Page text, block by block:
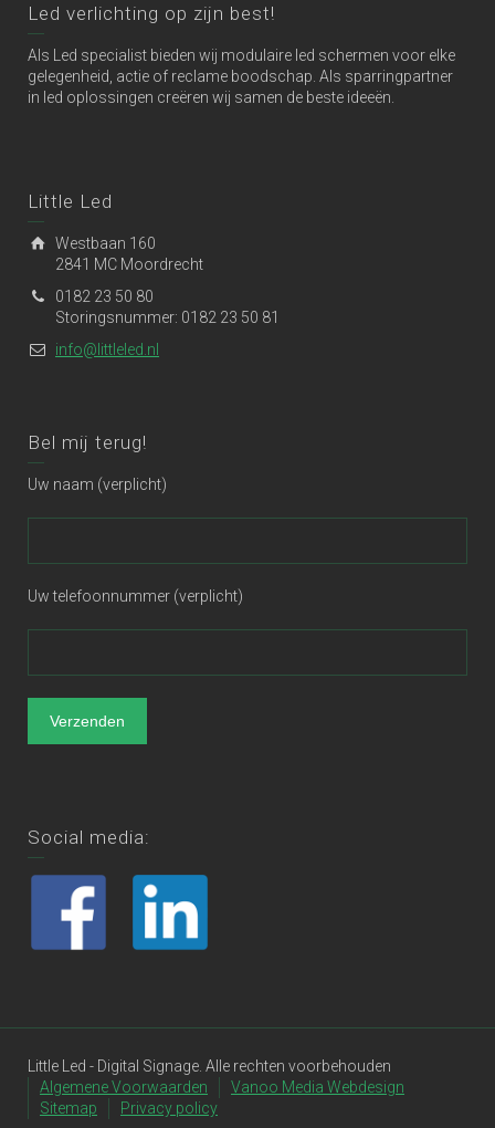
Led verlichting op zijn best!
Als Led specialist bieden wij modulaire led schermen voor elke
gelegenheid, actie of reclame boodschap. Als sparringpartner
in led oplossingen creëren wij samen de beste ideeën.
Little Led
Westbaan 160
2841 MC Moordrecht
0182 23 50 80
Storingsnummer: 0182 23 50 81
info@littleled.nl
Bel mij terug!
Uw naam (verplicht)
Uw telefoonnummer (verplicht)
Social media:
Little Led - Digital Signage. Alle rechten voorbehouden
Algemene Voorwaarden
Vanoo Media Webdesign
Sitemap
Privacy policy